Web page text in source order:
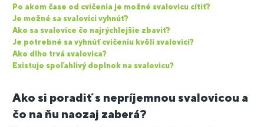
Po akom čase od cvičenia je možné svalovicu cítiť?
Je možné sa svalovici vyhnúť?
Ako sa svalovice čo najrýchlejšie zbaviť?
Je potrebné sa vyhnúť cvičeniu kvôli svalovici?
Ako dlho trvá svalovica?
Existuje spoľahlivý doplnok na svalovicu?
Ako si poradiť s nepríjemnou svalovicou a
čo na ňu naozaj zaberá?